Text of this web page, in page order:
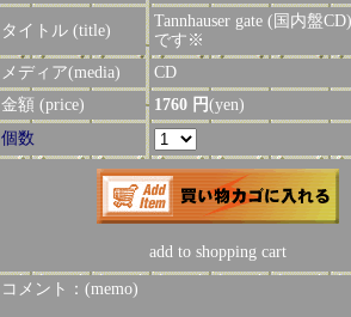
タイトル (title)
Tannhauser gate (国内盤
です※
メディア(media)
CD
金額 (price)
1760 円(yen)
個数
add to shopping cart
コメント：(memo)